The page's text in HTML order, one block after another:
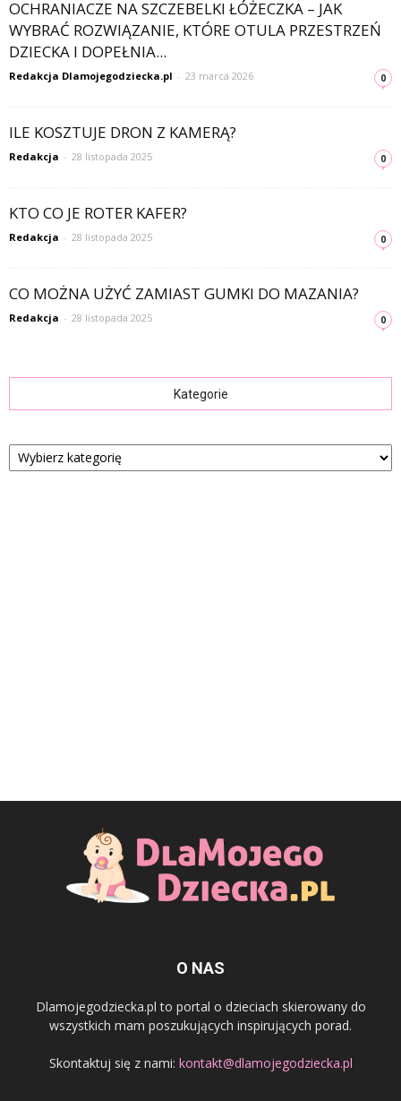
OCHRANIACZE NA SZCZEBELKI ŁÓŻECZKA – JAK
WYBRAĆ ROZWIĄZANIE, KTÓRE OTULA PRZESTRZEŃ
DZIECKA I DOPEŁNIA...
Redakcja Dlamojegodziecka.pl - 23 marca 2026 0
ILE KOSZTUJE DRON Z KAMERĄ?
Redakcja - 28 listopada 2025 0
KTO CO JE ROTER KAFER?
Redakcja - 28 listopada 2025 0
CO MOŻNA UŻYĆ ZAMIAST GUMKI DO MAZANIA?
Redakcja - 28 listopada 2025 0
Kategorie
Kategorie
O NAS
Dlamojegodziecka.pl to portal o dzieciach skierowany do
wszystkich mam poszukujących inspirujących porad.
Skontaktuj się z nami: kontakt@dlamojegodziecka.pl